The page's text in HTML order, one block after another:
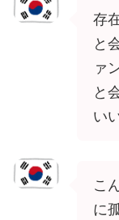
存
と
ァ
と
い
こ
に